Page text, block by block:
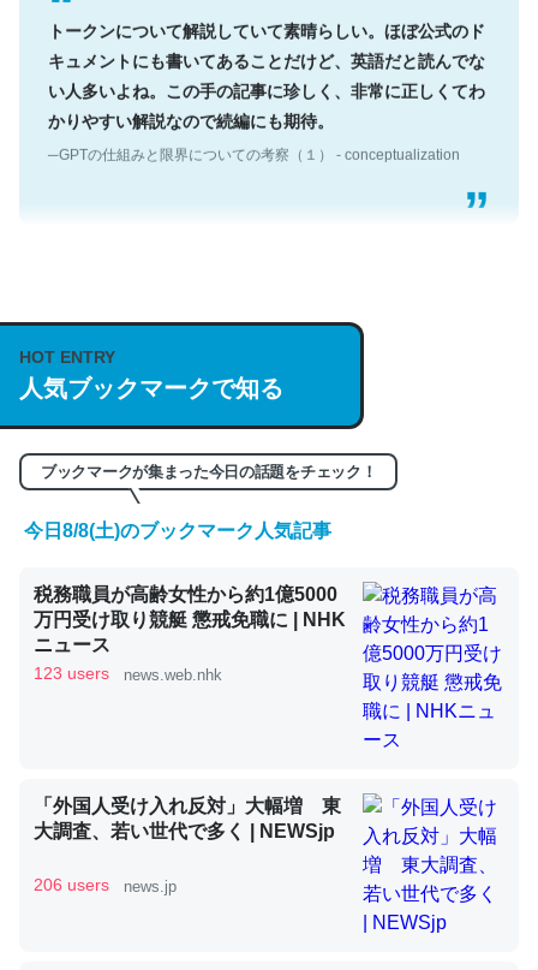
トークンについて解説していて素晴らしい。ほぼ公式のド
キュメントにも書いてあることだけど、英語だと読んでな
い人多いよね。この手の記事に珍しく、非常に正しくてわ
かりやすい解説なので続編にも期待。
─GPTの仕組みと限界についての考察（１） - conceptualization
説してる記事が少ないので貴重な良記事。/続編来た
https://isobe324649.hatenablog.com/entry/2023/03/27
/064121
─GPTの仕組みと限界についての考察（１） - conceptualization
くらい。小説でいう「ずっと前の伏線」は回収されないけ
ど、短期記憶というには多い分量。進化すればするほど分
かりやすく強くなりそう
─GPTの仕組みと限界についての考察（１） - conceptualization
昆虫ってカルシウム少ないのか。知らんかった。調べたら
コオロギのカルシウム分はエビの600分の1程度。
─ニュース :: 【研究発表】昆虫学の大問題＝「昆虫はなぜ海にいな
HOT ENTRY
人気ブックマークで知る
ブックマークが集まった今日の話題をチェック！
今日8/8(土)のブックマーク人気記事
税務職員が高齢女性から約1億5000
万円受け取り競艇 懲戒免職に | NHK
ニュース
123 users news.web.nhk
「外国人受け入れ反対」大幅増 東
大調査、若い世代で多く | NEWSjp
206 users news.jp